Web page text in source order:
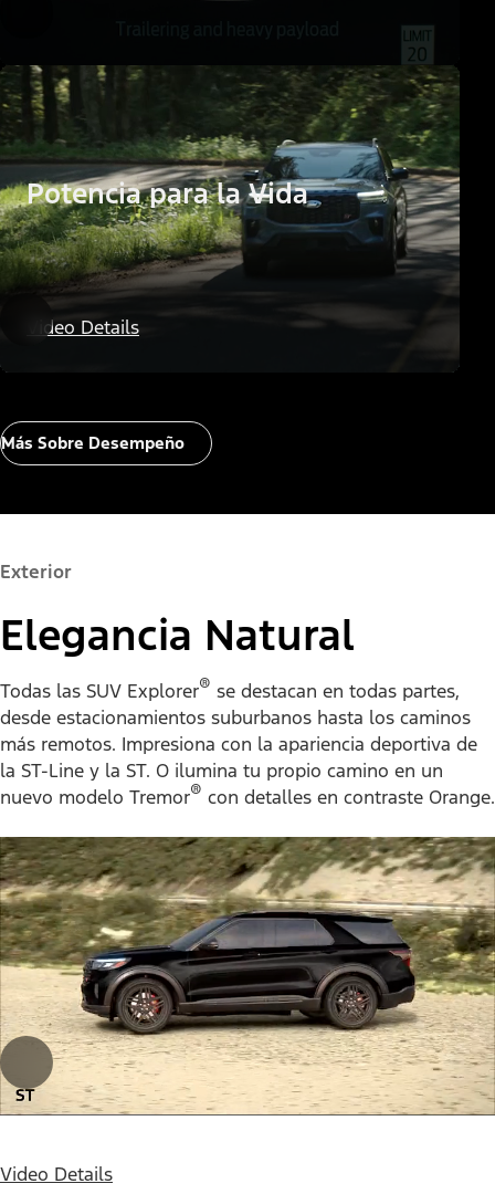
Potencia para la Vida
Video Details
Más Sobre Desempeño
Exterior
Elegancia Natural
Todas las SUV Explorer® se destacan en todas partes,
desde estacionamientos suburbanos hasta los caminos
más remotos. Impresiona con la apariencia deportiva de
la ST-Line y la ST. O ilumina tu propio camino en un
nuevo modelo Tremor® con detalles en contraste Orange.
Video Details